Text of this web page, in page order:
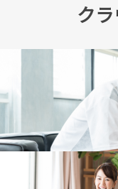
ク